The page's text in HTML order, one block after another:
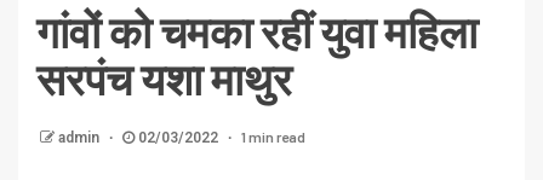
गांवों को चमका रहीं युवा महिला
सरपंच यशा माथुर
admin 02/03/2022 1 min read